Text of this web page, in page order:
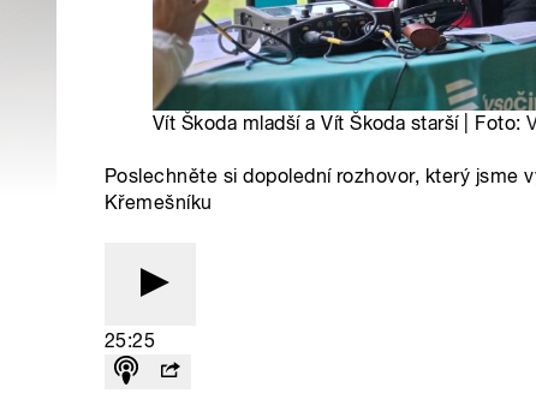
Vít Škoda mladší a Vít Škoda starší | Foto:
Poslechněte si dopolední rozhovor, který jsme
Křemešníku
25:25